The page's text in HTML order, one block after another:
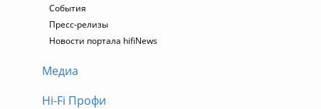
События
Пресс-релизы
Новости портала hifiNews
Медиа
Hi-Fi Профи